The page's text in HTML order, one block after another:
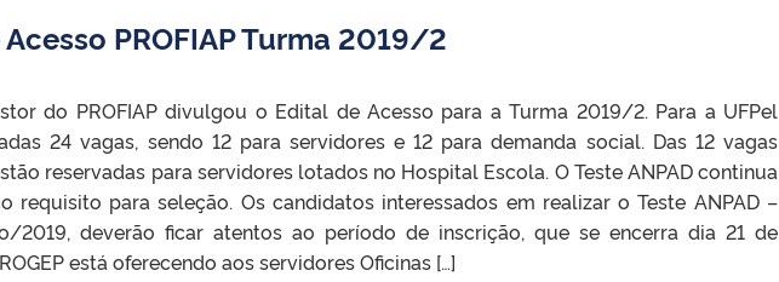
PROFIAP Turma 2019/2
do PROFIAP divulgou o Edital de Acesso para a Turma 2019/2. Para a UFPel
24 vagas, sendo 12 para servidores e 12 para demanda social. Das 12 vagas
reservadas para servidores lotados no Hospital Escola. O Teste ANPAD continua
requisito para seleção. Os candidatos interessados em realizar o Teste ANPAD –
2019, deverão ficar atentos ao período de inscrição, que se encerra dia 21 de
está oferecendo aos servidores Oficinas […]